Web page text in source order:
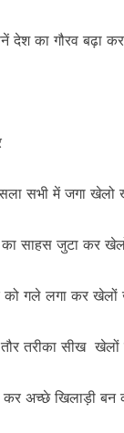
देश का गौरव बढ़ा
सभी में जगा खेलो
साहस जुटा कर
को गले लगा कर
तौर तरीका सीख
कर अच्छे खिलाड़ी